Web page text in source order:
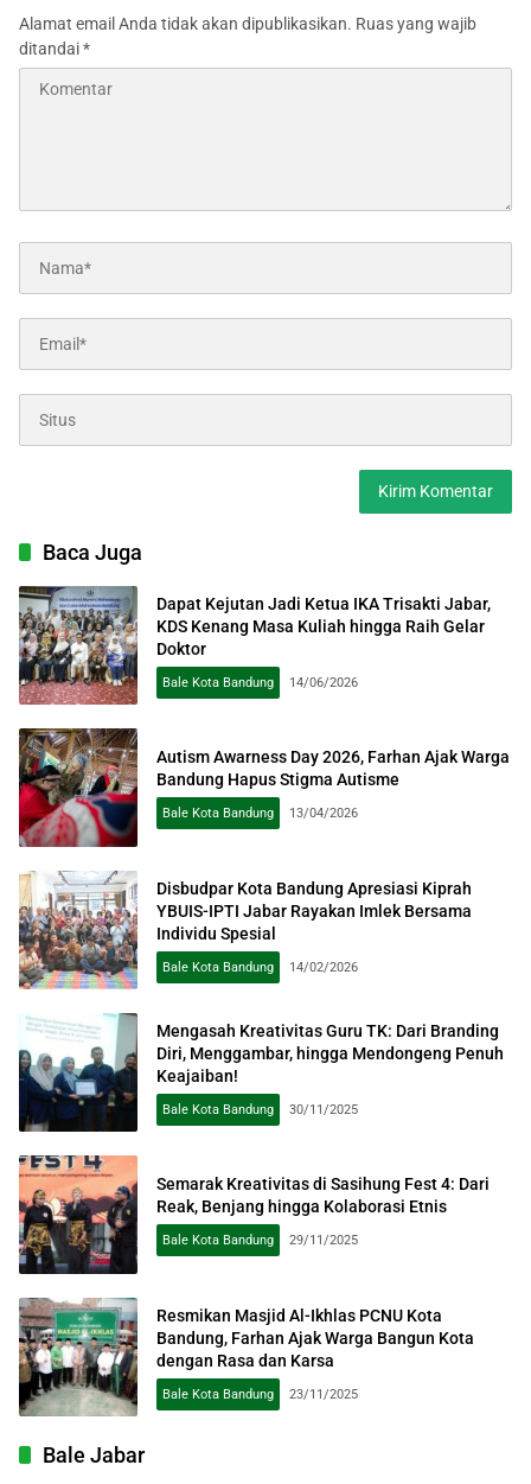
Alamat email Anda tidak akan dipublikasikan. Ruas yang wajib
ditandai*
Baca Juga
Dapat Kejutan Jadi Ketua IKA Trisakti Jabar,
KDS Kenang Masa Kuliah hingga Raih Gelar
Doktor
Bale Kota Bandung 14/06/2026
Autism Awarness Day 2026, Farhan Ajak Warga
Bandung Hapus Stigma Autisme
Bale Kota Bandung 13/04/2026
Disbudpar Kota Bandung Apresiasi Kiprah
YBUIS-IPTI Jabar Rayakan Imlek Bersama
Individu Spesial
Bale Kota Bandung 14/02/2026
Mengasah Kreativitas Guru TK: Dari Branding
Diri, Menggambar, hingga Mendongeng Penuh
Keajaiban!
Bale Kota Bandung 30/11/2025
Semarak Kreativitas di Sasihung Fest 4: Dari
Reak, Benjang hingga Kolaborasi Etnis
Bale Kota Bandung 29/11/2025
Resmikan Masjid Al-Ikhlas PCNU Kota
Bandung, Farhan Ajak Warga Bangun Kota
dengan Rasa dan Karsa
Bale Kota Bandung 23/11/2025
Bale Jabar